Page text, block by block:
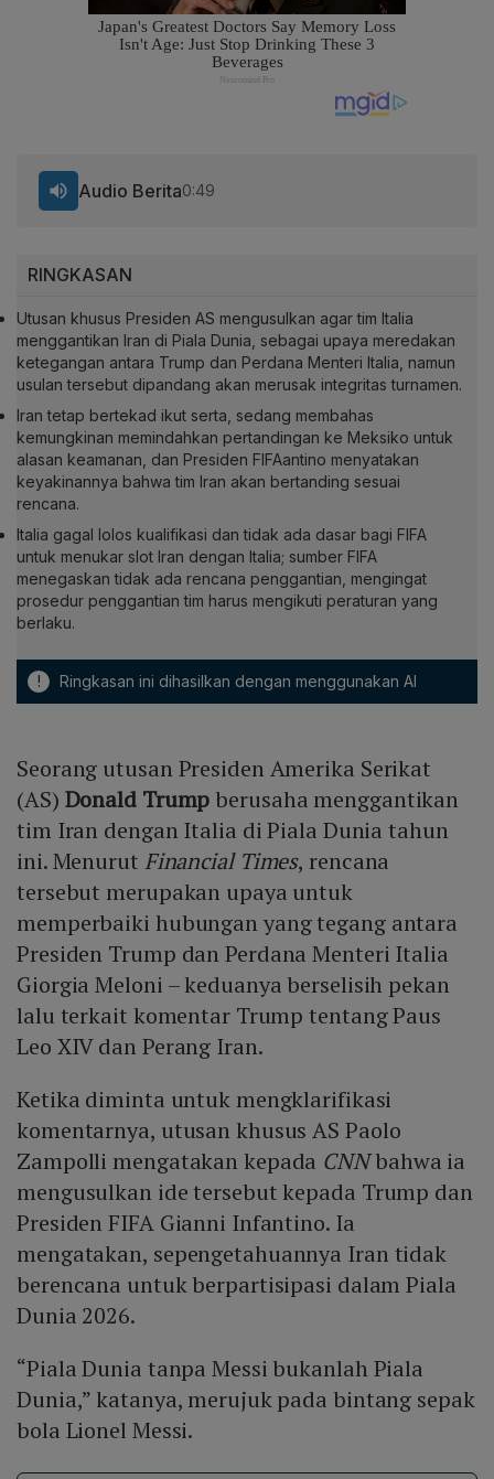
RINGKASAN
Utusan khusus Presiden AS mengusulkan agar tim Italia
menggantikan Iran di Piala Dunia, sebagai upaya meredakan
ketegangan antara Trump dan Perdana Menteri Italia, namun
usulan tersebut dipandang akan merusak integritas turnamen.
Iran tetap bertekad ikut serta, sedang membahas
kemungkinan memindahkan pertandingan ke Meksiko untuk
alasan keamanan, dan Presiden FIFAantino menyatakan
keyakinannya bahwa tim Iran akan bertanding sesuai
rencana.
Italia gagal lolos kualifikasi dan tidak ada dasar bagi FIFA
untuk menukar slot Iran dengan Italia; sumber FIFA
menegaskan tidak ada rencana penggantian, mengingat
prosedur penggantian tim harus mengikuti peraturan yang
berlaku.
! Ringkasan ini dihasilkan dengan menggunakan AI
Audio Berita0:49
Seorang utusan Presiden Amerika Serikat
(AS) Donald Trumpberusaha menggantikan
tim Iran dengan Italia di Piala Dunia tahun
ini. Menurut Financial Times, rencana
tersebut merupakan upaya untuk
memperbaiki hubungan yang tegang antara
Presiden Trump dan Perdana Menteri Italia
Giorgia Meloni – keduanya berselisih pekan
lalu terkait komentar Trump tentang Paus
Leo XIV dan Perang Iran.
Ketika diminta untuk mengklarifikasi
komentarnya, utusan khusus AS Paolo
Zampolli mengatakan kepada CNNbahwa ia
mengusulkan ide tersebut kepada Trump dan
Presiden FIFA Gianni Infantino. Ia
mengatakan, sepengetahuannya Iran tidak
berencana untuk berpartisipasi dalam Piala
Dunia 2026.
“Piala Dunia tanpa Messi bukanlah Piala
Dunia,” katanya, merujuk pada bintang sepak
bola Lionel Messi.